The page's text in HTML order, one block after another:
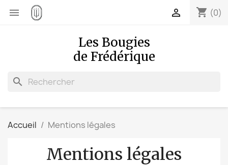
 shopping_cart (0)

Les Bougies
de Frédérique
search
Accueil Mentions légales
Mentions légales